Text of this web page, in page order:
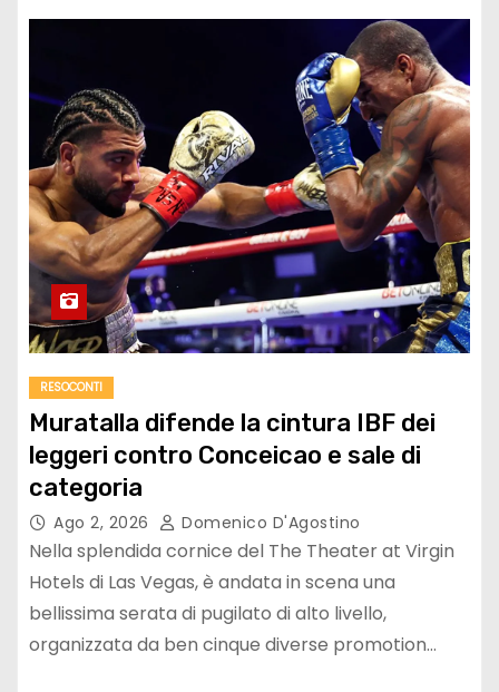
RESOCONTI
Muratalla difende la cintura IBF dei
leggeri contro Conceicao e sale di
categoria
Ago 2, 2026 Domenico D'Agostino
Nella splendida cornice del The Theater at Virgin
Hotels di Las Vegas, è andata in scena una
bellissima serata di pugilato di alto livello,
organizzata da ben cinque diverse promotion…